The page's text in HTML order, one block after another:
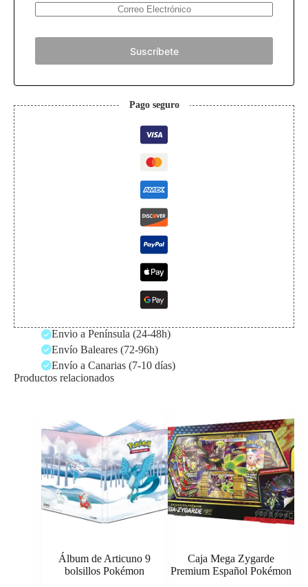
Suscríbete
Pago seguro
Envio a Península (24-48h)
Envío Baleares (72-96h)
Envío a Canarias (7-10 días)
Productos relacionados
Álbum de Articuno 9
bolsillos Pokémon
Caja Mega Zygarde
Premium Español Pokémon